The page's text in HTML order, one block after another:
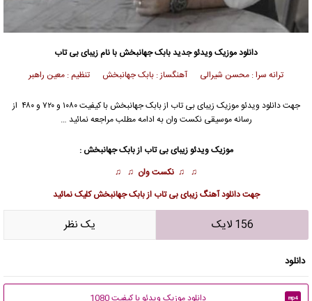
دانلود موزیک ویدئوجدیدبابک جهانبخش با نام زیبای بی تاب
ترانه سرا : محسن شیرالی آهنگساز : بابک جهانبخش تنظیم : معین راهبر
جهت دانلود ویدئو موزیک زیبای بی تاب ازبابک جهانبخش
با کیفیت ۱۰۸۰ و ۷۲۰ و ۴۸۰ از
رسانه موسیقی نکست وان به ادامه مطلب مراجعه نمائید …
موزیک ویدئو زیبای بی تاب ازبابک جهانبخش :
♫ ♫ نکست وان ♫ ♫
جهتدانلود آهنگ زیبای بی تاب از بابک جهانبخشکلیک نمائید
156 لایک يک نظر
دانلود
mp4 دانلود موزیک ویدئو با کیفیت 1080